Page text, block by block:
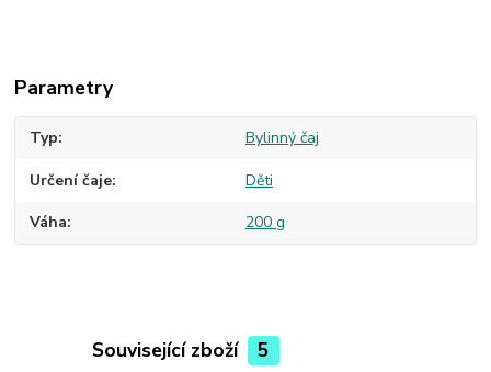
Parametry
Typ Bylinný čaj
Určení čaje Děti
Váha 200 g
Související zboží 5